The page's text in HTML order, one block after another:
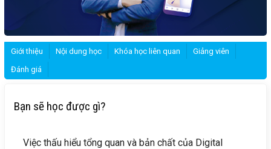
Giới thiệu Nội dung học Khóa học liên quan
Giảng viên
Đánh giá
Bạn sẽ học được gì?
Việc thấu hiểu tổng quan và bản chất của Digital